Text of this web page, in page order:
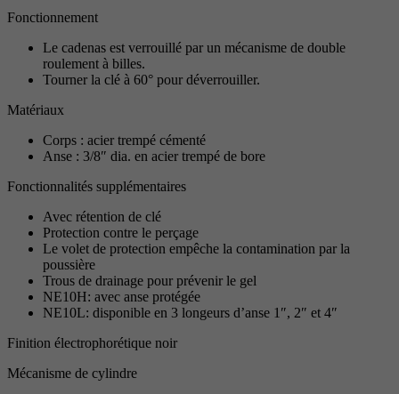
Fonctionnement
Le cadenas est verrouillé par un mécanisme de double
roulement à billes.
Tourner la clé à 60° pour déverrouiller.
Matériaux
Corps : acier trempé cémenté
Anse : 3/8″ dia. en acier trempé de bore
Fonctionnalités supplémentaires
Avec rétention de clé
Protection contre le perçage
Le volet de protection empêche la contamination par la
poussière
Trous de drainage pour prévenir le gel
NE10H: avec anse protégée
NE10L: disponible en 3 longeurs d’anse 1″, 2″ et 4″
Finition électrophorétique noir
Mécanisme de cylindre